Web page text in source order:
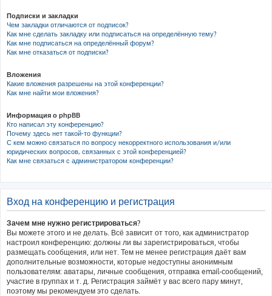
Подписки и закладки
Чем закладки отличаются от подписок?
Как мне сделать закладку или подписаться на определённую тему?
Как мне подписаться на определённый форум?
Как мне отказаться от подписки?
Вложения
Какие вложения разрешены на этой конференции?
Как мне найти мои вложения?
Информация о phpBB
Кто написал эту конференцию?
Почему здесь нет такой-то функции?
С кем можно связаться по вопросу некорректного использования и/или
юридических вопросов, связанных с этой конференцией?
Как мне связаться с администратором конференции?
Вход на конференцию и регистрация
Зачем мне нужно регистрироваться?
Вы можете этого и не делать. Всё зависит от того, как администратор
настроил конференцию: должны ли вы зарегистрироваться, чтобы
размещать сообщения, или нет. Тем не менее регистрация даёт вам
дополнительные возможности, которые недоступны анонимным
пользователям: аватары, личные сообщения, отправка email-сообщений,
участие в группах и т. д. Регистрация займёт у вас всего пару минут,
поэтому мы рекомендуем это сделать.